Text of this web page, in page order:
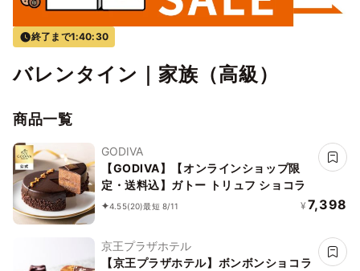
終了まで1:40:30
バレンタイン｜家族（高級）
商品一覧
GODIVA
【GODIVA】【オンラインショップ限
定・送料込】ガトー トリュフ ショコラ
4.55(20)最短 8/11 ¥ 7,398
京王プラザホテル
【京王プラザホテル】ボンボンショコラ